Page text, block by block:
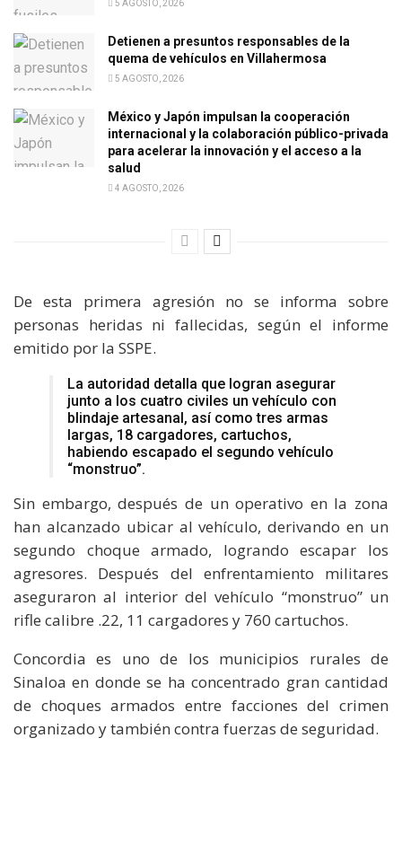
5 AGOSTO, 2026
Detienen a presuntos responsables de la
quema de vehículos en Villahermosa
5 AGOSTO, 2026
México y Japón impulsan la cooperación
internacional y la colaboración público-privada
para acelerar la innovación y el acceso a la
salud
4 AGOSTO, 2026
De esta primera agresión no se informa sobre
personas heridas ni fallecidas, según el informe
emitido por la SSPE.
La autoridad detalla que logran asegurar
junto a los cuatro civiles un vehículo con
blindaje artesanal, así como tres armas
largas, 18 cargadores, cartuchos,
habiendo escapado el segundo vehículo
“monstruo”.
Sin embargo, después de un operativo en la zona
han alcanzado ubicar al vehículo, derivando en un
segundo choque armado, logrando escapar los
agresores. Después del enfrentamiento militares
aseguraron al interior del vehículo “monstruo” un
rifle calibre .22, 11 cargadores y 760 cartuchos.
Concordia es uno de los municipios rurales de
Sinaloa en donde se ha concentrado gran cantidad
de choques armados entre facciones del crimen
organizado y también contra fuerzas de seguridad.